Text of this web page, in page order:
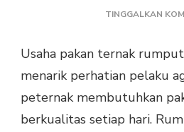
TINGGALKAN
Usaha pakan ternak
menarik perhatian pelaku
peternak membutuhkan
berkualitas setiap hari.